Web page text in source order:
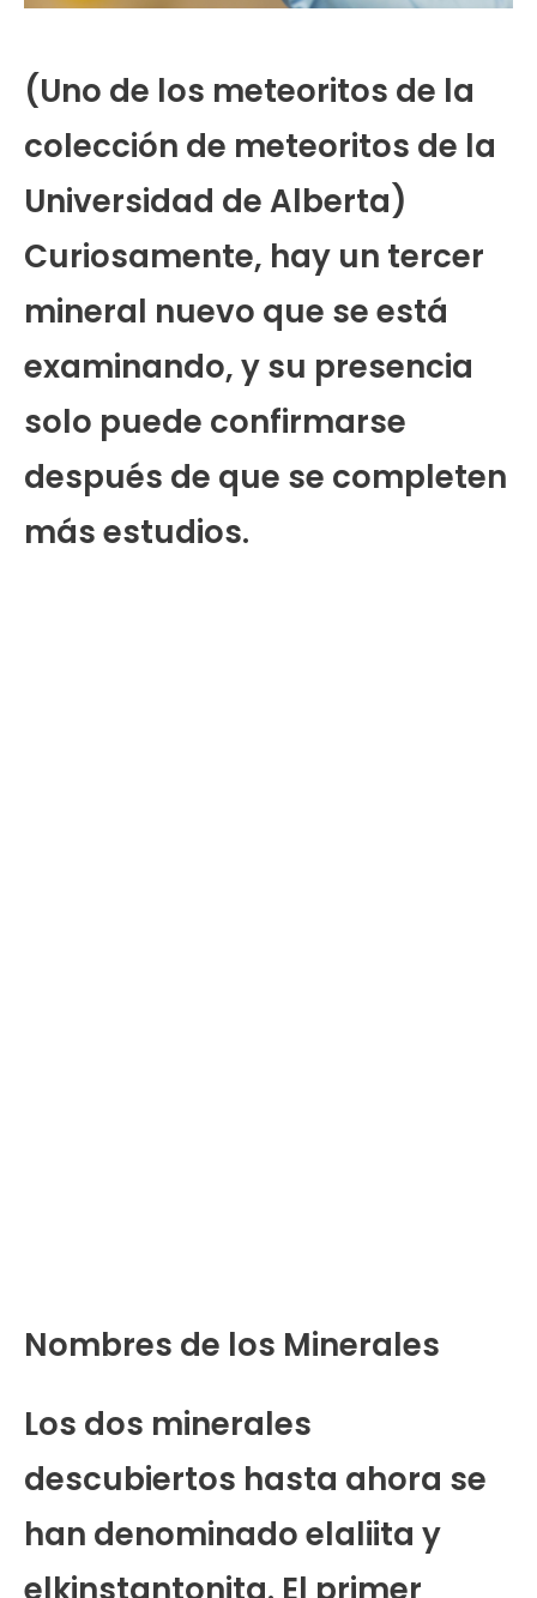
(Uno de los meteoritos de la
colección de meteoritos de la
Universidad de Alberta)
Curiosamente, hay un tercer
mineral nuevo que se está
examinando, y su presencia
solo puede confirmarse
después de que se completen
más estudios.
Nombres de los Minerales
Los dos minerales
descubiertos hasta ahora se
han denominado elaliita y